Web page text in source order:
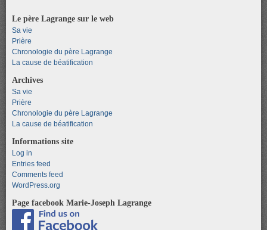
Le père Lagrange sur le web
Sa vie
Prière
Chronologie du père Lagrange
La cause de béatification
Archives
Sa vie
Prière
Chronologie du père Lagrange
La cause de béatification
Informations site
Log in
Entries feed
Comments feed
WordPress.org
Page facebook Marie-Joseph Lagrange